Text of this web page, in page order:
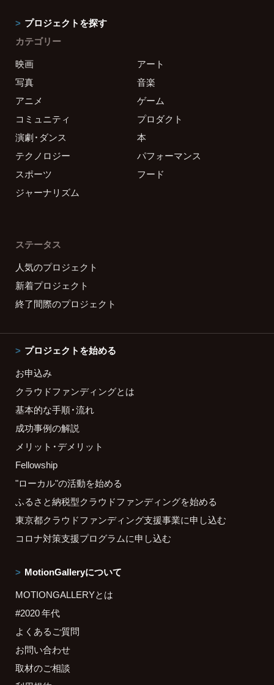
プロジェクトを探す
カテゴリー
映画
アート
写真
音楽
アニメ
ゲーム
コミュニティ
プロダクト
演劇・ダンス
本
テクノロジー
パフォーマンス
スポーツ
フード
ジャーナリズム
ステータス
人気のプロジェクト
新着プロジェクト
終了間際のプロジェクト
プロジェクトを始める
お申込み
クラウドファンディングとは
基本的な手順・流れ
成功事例の解説
メリット・デメリット
Fellowship
"ローカル"の活動を始める
ふるさと納税型クラウドファンディングを始める
東京都クラウドファンディング支援事業に申し込む
コロナ対策支援プログラムに申し込む
MotionGalleryについて
MOTIONGALLERYとは
#2020 年代
よくあるご質問
お問い合わせ
取材のご相談